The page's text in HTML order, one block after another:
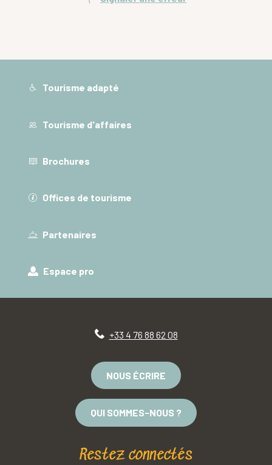
Tourisme adapté
Tourisme d'affaires
Brochures
Offices de tourisme
Partenaires
Espace pro
+33 4 76 88 62 08
NOUS ÉCRIRE
QUI SOMMES-NOUS ?
Restez connectés